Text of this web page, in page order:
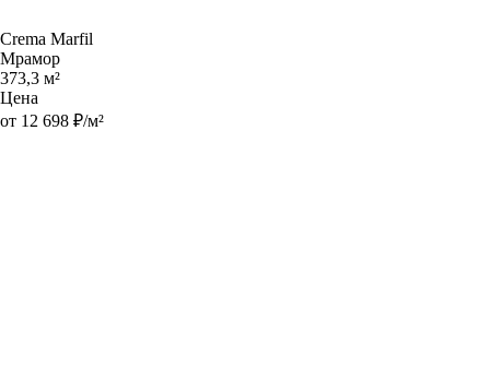
Crema Marfil
Мрамор
373,3 м²
Цена
от 12 698 ₽/м²